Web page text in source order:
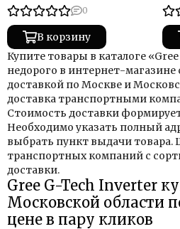
0
В корзину
Купите товары в каталоге
недорого в интернет-магазине
доставкой по Москве и
доставка транспортными
Стоимость доставки
Необходимо указать полный
выбрать пункт выдачи
транспортных компаний с
доставки.
Gree G-Tech Inverter
Московской области
цене в пару кликов